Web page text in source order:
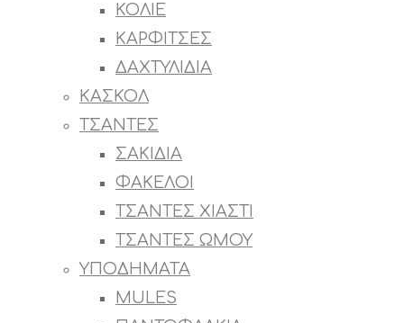
ΚΟΛΙΕ
ΚΑΡΦΙΤΣΕΣ
ΔΑΧΤΥΛΙΔΙΑ
ΚΑΣΚΟΛ
ΤΣΑΝΤΕΣ
ΣΑΚΙΔΙΑ
ΦΑΚΕΛΟΙ
ΤΣΑΝΤΕΣ ΧΙΑΣΤΙ
ΤΣΑΝΤΕΣ ΩΜΟΥ
ΥΠΟΔΗΜΑΤΑ
MULES